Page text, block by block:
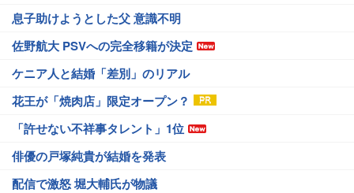
息子助けようとした父 意識不明
佐野航大 PSVへの完全移籍が決定
ケニア人と結婚「差別」のリアル
花王が「焼肉店」限定オープン？
「許せない不祥事タレント」1位
俳優の戸塚純貴が結婚を発表
配信で激怒 堀大輔氏が物議